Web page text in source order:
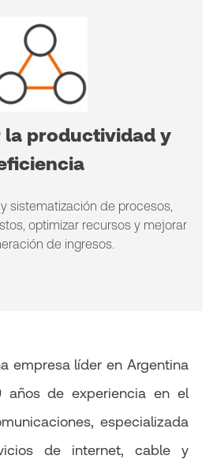
la productividad y
sistematización de procesos,
optimizar recursos y mejorar
de ingresos.
empresa líder en Argentina
de experiencia en el
especializada
de internet, cable y